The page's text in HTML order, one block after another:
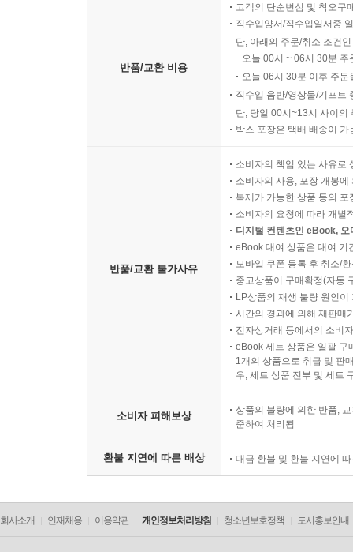
반품/교환 비용
고객의 단순변심 및 착오구
직수입양서/직수입일서중
단, 아래의 주문/취소 조건
오늘 00시 ~ 06시 30분
오늘 06시 30분 이후 주
직수입 음반/영상물/기프트
단, 당일 00시~13시 사이의
박스 포장은 택배 배송이
반품/교환 불가사유
소비자의 책임 있는 사유로
소비자의 사용, 포장 개봉
복제가 가능한 상품 등의
소비자의 요청에 따라 개별
디지털 컨텐츠인 eBook,
eBook 대여 상품은 대여 기
모바일 쿠폰 등록 후 취소/
중고상품이 구매확정(자동
LP상품의 재생 불량 원인
시간의 경과에 의해 재판매
전자상거래 등에서의 소비
eBook 세트 상품은 일괄 구
1개의 상품으로 취급 및 판
우, 세트 상품 전부 및 세트
소비자 피해보상
상품의 불량에 의한 반품,
준하여 처리됨
환불 지연에 따른 배상 대금 환불 및 환불 지연에
회사소개 인재채용 이용약관 개인정보처리방침 청소년보호정책 도서홍보안내